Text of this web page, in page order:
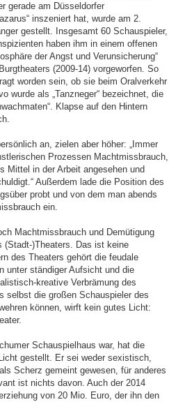
gerade am Düsseldorfer
inszeniert hat, wurde am 2.
gestellt. Insgesamt 60 Schauspieler,
haben ihm in einem offenen
der Angst und Verunsicherung“
(2009-14) vorgeworfen. So
worden sein, ob sie beim Oralverkehr
wurde als „Tanzneger“ bezeichnet, die
Klapse auf den Hintern
an, zielen aber höher: „Immer
Prozessen Machtmissbrauch,
Mittel in der Arbeit angesehen und
Außerdem lade die Position des
probt und von dem man abends
ein.
Machtmissbrauch und Demütigung
(Stadt-)Theaters. Das ist keine
des Theaters gehört die feudale
unter ständiger Aufsicht und die
kreative Verbrämung des
selbst die großen Schauspieler des
können, wirft kein gutes Licht:
Schauspielhaus war, hat die
gestellt. Er sei weder sexistisch,
Scherz gemeint gewesen, für anderes
ist nichts davon. Auch der 2014
von 20 Mio. Euro, der ihn den